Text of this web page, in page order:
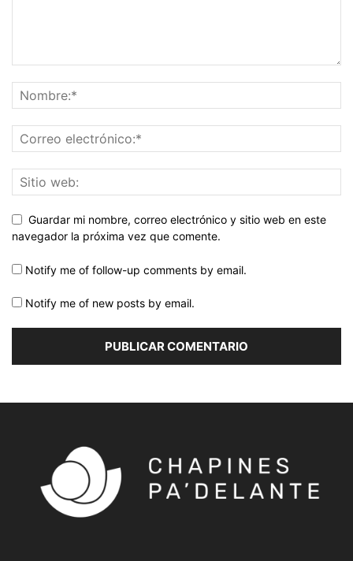
Guardar mi nombre, correo electrónico y sitio web en este
navegador la próxima vez que comente.
Notify me of follow-up comments by email.
Notify me of new posts by email.